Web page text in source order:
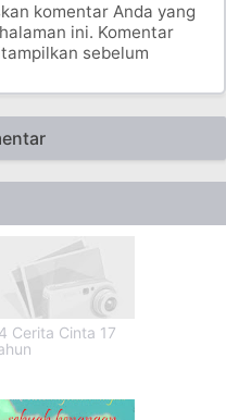
komentar Anda yang
ini. Komentar
sebelum
Cerita Cinta 17